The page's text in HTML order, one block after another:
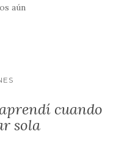
aún
cuando
sola